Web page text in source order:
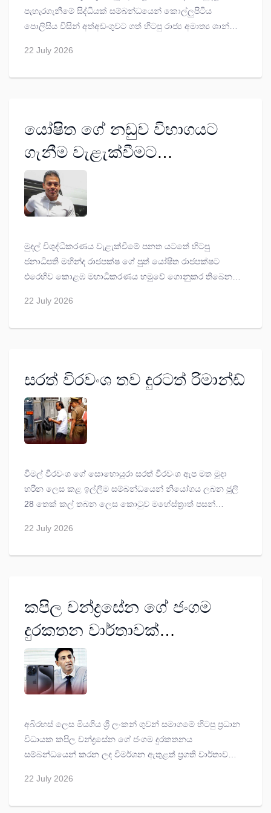
පැහැරගැනීමේ සිද්ධියක් සම්බන්ධයෙන් කොල්ලුපිටිය
පොලිසිය විසින් අත්අඩංගුවට ගත් හිටපු රාජ්‍ය අමාත්‍ය ශාන්ත
පැය 24 ක් රඳවා තබාගෙන ප්‍රශ්න කිරීමට කොටුව
22 July 2026
යෝෂිත ගේ නඩුව විභාගයට
ගැනීම වැළැක්වීමට
නීතිපතිවරයා ගේ විරෝධය
මුදල් විශුද්ධීකරණය වැළැක්වීමේ පනත යටතේ හිටපු
ජනාධිපති මහින්ද රාජපක්ෂ ගේ පුත් යෝෂිත රාජපක්ෂට
එරෙහිව කොළඹ මහාධිකරණය හමුවේ ගොනුකර තිබෙන
ලෙස ඔහුගේ නීතිඥවරු කළ ඉල්ලීමට නීතිපතිවරයා අද
22 July 2026
සරත් විරවංශ තව දුරටත් රිමාන්ඩ්
විමල් වීරවංශ ගේ සොහොයුරා සරත් විරවංශ ඇප මත මුදා
හරින ලෙස කළ ඉල්ලීම සම්බන්ධයෙන් නියෝගය ලබන ජූලි
28 තෙක් කල් තබන ලෙස කොටුව මහේස්ත්‍රාත් පසන්
22 July 2026
කපිල චන්ද්‍රසේන ගේ ජංගම
දුරකතන වාර්තාවක්
අධිකරණයට ඉදිරිපත් කරන
ලෙස නියෝගයක්
අබිරහස් ලෙස මියගිය ශ්‍රී ලංකන් ගුවන් සමාගමේ හිටපු ප්‍රධාන
විධායක කපිල චන්ද්‍රසේන ගේ ජංගම දුරකතනය
සම්බන්ධයෙන් කරන ලද විමර්ශන ඇතුළත් ප්‍රගති වාර්තාවක්
මහේස්ත්‍රාත් පසන් අමරසේන කොළඹ අපරාධ කොට්ඨාශයට
22 July 2026